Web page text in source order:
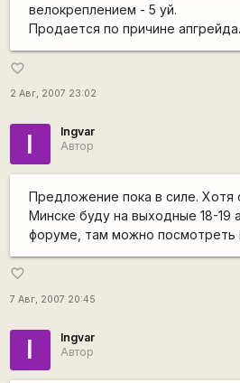
велокреплением - 5 уй.
Продается по причине апгрейда.
favorite_border
2 Авг, 2007 23:02
I
Ingvar
Автор
Предложение пока в силе. Хотя
Минске буду на выходные 18-19
форуме, там можно посмотреть
favorite_border
7 Авг, 2007 20:45
I
Ingvar
Автор